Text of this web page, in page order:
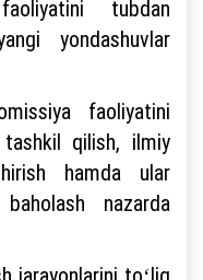
tubdan
yondashuvlar
faoliyatini
qilish, ilmiy
hamda ular
nazarda